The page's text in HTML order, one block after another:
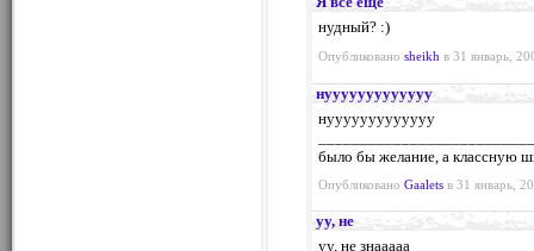
нудный? :)
Опубликовано sheikh в 31 январь,
нууууууууууууу
нууууууууууууу
было бы желание, а классную
Опубликовано Gaalets в 31 январь,
уу, не
уу, не знааааа